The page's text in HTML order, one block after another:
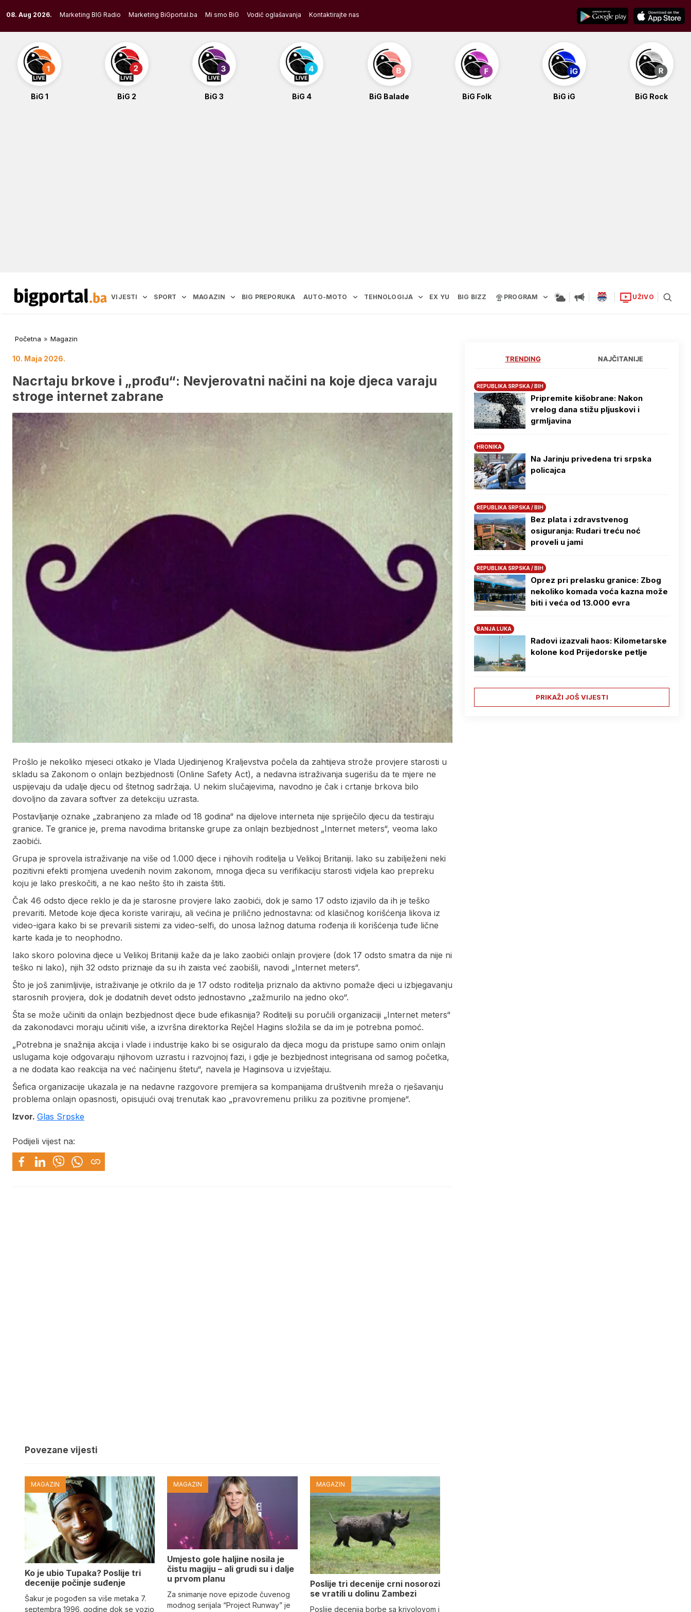
to
content
08. Aug 2026. Marketing BIG Radio Marketing BiGportal.ba Mi smo BiG Vodič oglašavanja Kontaktirajte nas
BiG 1 BiG 2 BiG 3 BiG 4 BiG Balade BiG Folk BiG iG BiG Rock
VIJESTI SPORT MAGAZIN BIG PREPORUKA AUTO-MOTO TEHNOLOGIJA EX YU BIG BIZZ PROGRAM UŽIVO
Početna » Magazin
10. Maja 2026.
Nacrtaju brkove i „prođu“: Nevjerovatni načini na koje djeca varaju
stroge internet zabrane
Prošlo je nekoliko mjeseci otkako je Vlada Ujedinjenog Kraljevstva počela da zahtijeva strože provjere starosti u
skladu sa Zakonom o onlajn bezbjednosti (Online Safety Act), a nedavna istraživanja sugerišu da te mjere ne
uspijevaju da udalje djecu od štetnog sadržaja. U nekim slučajevima, navodno je čak i crtanje brkova bilo
dovoljno da zavara softver za detekciju uzrasta.
Postavljanje oznake „zabranjeno za mlađe od 18 godina“ na dijelove interneta nije spriječilo djecu da testiraju
granice. Te granice je, prema navodima britanske grupe za onlajn bezbjednost „Internet meters“, veoma lako
zaobići.
Grupa je sprovela istraživanje na više od 1.000 djece i njihovih roditelja u Velikoj Britaniji. Iako su zabilježeni neki
pozitivni efekti promjena uvedenih novim zakonom, mnoga djeca su verifikaciju starosti vidjela kao prepreku
koju je lako preskočiti, a ne kao nešto što ih zaista štiti.
Čak 46 odsto djece reklo je da je starosne provjere lako zaobići, dok je samo 17 odsto izjavilo da ih je teško
prevariti. Metode koje djeca koriste variraju, ali većina je prilično jednostavna: od klasičnog korišćenja likova iz
video-igara kako bi se prevarili sistemi za video-selfi, do unosa lažnog datuma rođenja ili korišćenja tuđe lične
karte kada je to neophodno.
Iako skoro polovina djece u Velikoj Britaniji kaže da je lako zaobići onlajn provjere (dok 17 odsto smatra da nije ni
teško ni lako), njih 32 odsto priznaje da su ih zaista već zaobišli, navodi „Internet meters“.
Što je još zanimljivije, istraživanje je otkrilo da je 17 odsto roditelja priznalo da aktivno pomaže djeci u izbjegavanju
starosnih provjera, dok je dodatnih devet odsto jednostavno „zažmurilo na jedno oko“.
Šta se može učiniti da onlajn bezbjednost djece bude efikasnija? Roditelji su poručili organizaciji „Internet meters“
da zakonodavci moraju učiniti više, a izvršna direktorka Rejčel Hagins složila se da im je potrebna pomoć.
„Potrebna je snažnija akcija i vlade i industrije kako bi se osiguralo da djeca mogu da pristupe samo onim onlajn
uslugama koje odgovaraju njihovom uzrastu i razvojnoj fazi, i gdje je bezbjednost integrisana od samog početka,
a ne dodata kao reakcija na već načinjenu štetu“, navela je Haginsova u izvještaju.
Šefica organizacije ukazala je na nedavne razgovore premijera sa kompanijama društvenih mreža o rješavanju
problema onlajn opasnosti, opisujući ovaj trenutak kao „pravovremenu priliku za pozitivne promjene“.
Izvor. Glas Srpske
Podijeli vijest na:
Povezane vijesti
MAGAZIN
Ko je ubio Tupaka? Poslije tri
decenije počinje suđenje
Šakur je pogođen sa više metaka 7.
septembra 1996. godine dok se vozio
MAGAZIN
Umjesto gole haljine nosila je
čistu magiju – ali grudi su i dalje
u prvom planu
Za snimanje nove epizode čuvenog
modnog serijala “Project Runway” je
MAGAZIN
Poslije tri decenije crni nosorozi
se vratili u dolinu Zambezi
Poslije decenija borbe sa krivolovom i
TRENDING NAJČITANIJE
REPUBLIKA SRPSKA / BIH
Pripremite kišobrane: Nakon
vrelog dana stižu pljuskovi i
grmljavina
HRONIKA
Na Јarinju privedena tri srpska
policajca
REPUBLIKA SRPSKA / BIH
Bez plata i zdravstvenog
osiguranja: Rudari treću noć
proveli u jami
REPUBLIKA SRPSKA / BIH
Oprez pri prelasku granice: Zbog
nekoliko komada voća kazna može
biti i veća od 13.000 evra
BANJA LUKA
Radovi izazvali haos: Kilometarske
kolone kod Prijedorske petlje
PRIKAŽI JOŠ VIJESTI